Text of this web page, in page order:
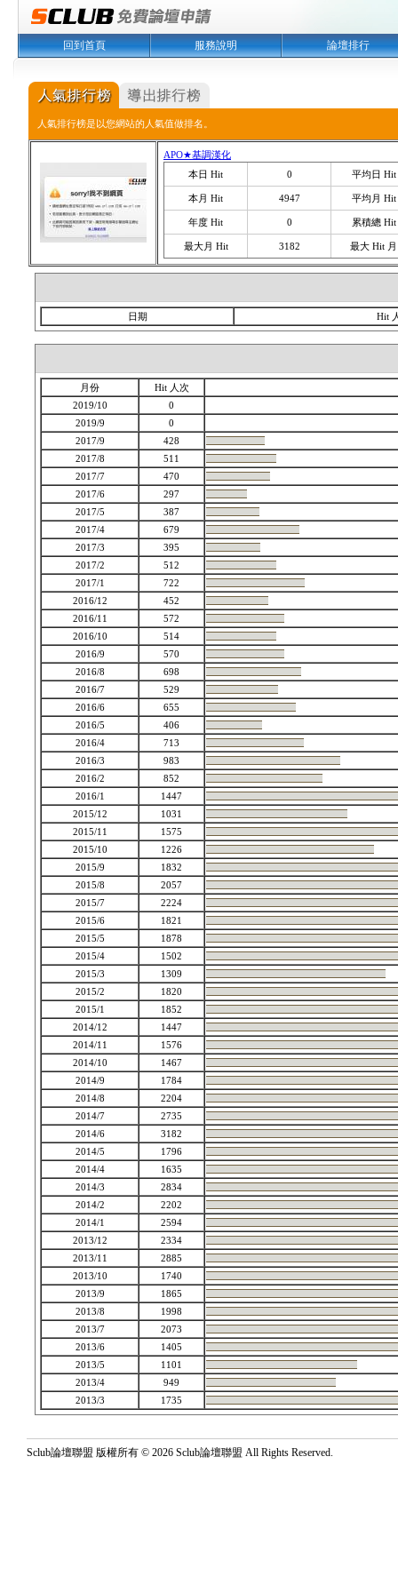
回到首頁 服務說明 論壇排行
人氣排行榜是以您網站的人氣值做排名。
APO★基調漢化
本日 Hit
0 平均日 Hit
本月 Hit 4947 平均月 Hit
年度 Hit 0 累積總 Hit
最大月 Hit 3182 最大 Hit 月
日期 Hit
月份
Hit 人次
2019/10
0
2019/9
0
2017/9
428
2017/8
511
2017/7
470
2017/6
297
2017/5
387
2017/4
679
2017/3
395
2017/2
512
2017/1
722
2016/12
452
2016/11
572
2016/10
514
2016/9
570
2016/8
698
2016/7
529
2016/6
655
2016/5
406
2016/4
713
2016/3
983
2016/2
852
2016/1
1447
2015/12
1031
2015/11
1575
2015/10
1226
2015/9
1832
2015/8
2057
2015/7
2224
2015/6
1821
2015/5
1878
2015/4
1502
2015/3
1309
2015/2
1820
2015/1
1852
2014/12
1447
2014/11
1576
2014/10
1467
2014/9
1784
2014/8
2204
2014/7
2735
2014/6
3182
2014/5
1796
2014/4
1635
2014/3
2834
2014/2
2202
2014/1
2594
2013/12
2334
2013/11
2885
2013/10
1740
2013/9
1865
2013/8
1998
2013/7
2073
2013/6
1405
2013/5
1101
2013/4
949
2013/3
1735
Sclub論壇聯盟 版權所有 © 2026 Sclub論壇聯盟 All Rights Reserved.